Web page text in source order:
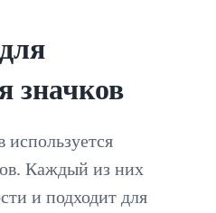
значков
используется
Каждый из них
и подходит для